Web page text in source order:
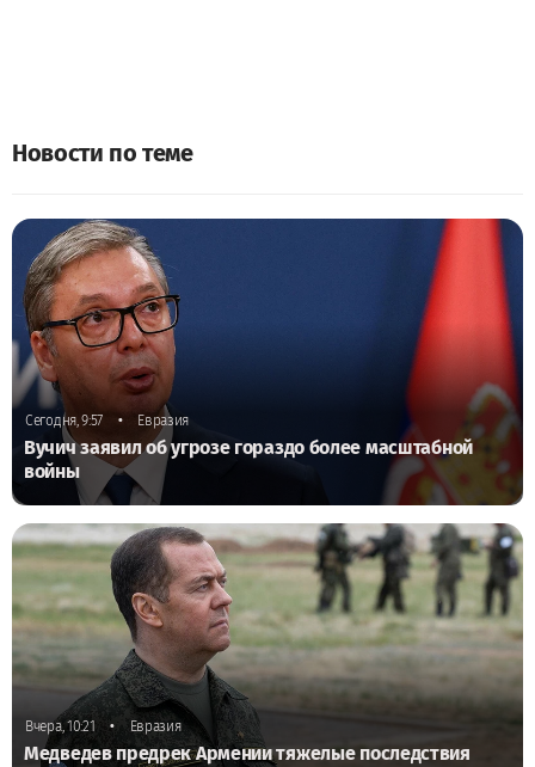
Новости по теме
Сегодня, 9:57 • Евразия
Вучич заявил об угрозе гораздо более масштабной
войны
Вчера, 10:21 • Евразия
Медведев предрек Армении тяжелые последствия